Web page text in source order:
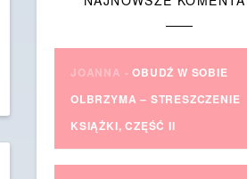
JOANNA -OBUDŹ W SOBIE
OLBRZYMA – STRESZCZENIE
KSIĄŻKI, CZĘŚĆ II